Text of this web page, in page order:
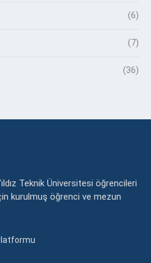
(6)
(7)
(36)
Teknik Üniversitesi öğrencileri
kurulmuş öğrenci ve mezun